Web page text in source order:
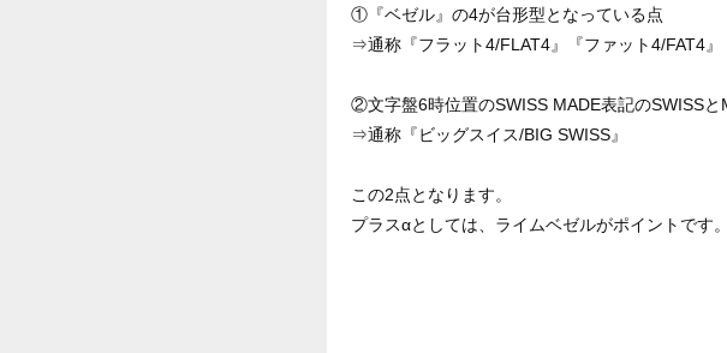
①『ベゼル』の4が台形型となっている点
⇒通称『フラット4/FLAT4』『ファット4/FAT4』
②文字盤6時位置のSWISS MADE表記のSWISSと
⇒通称『ビッグスイス/BIG SWISS』
この2点となります。
プラスαとしては、ライムベゼルがポイントです。